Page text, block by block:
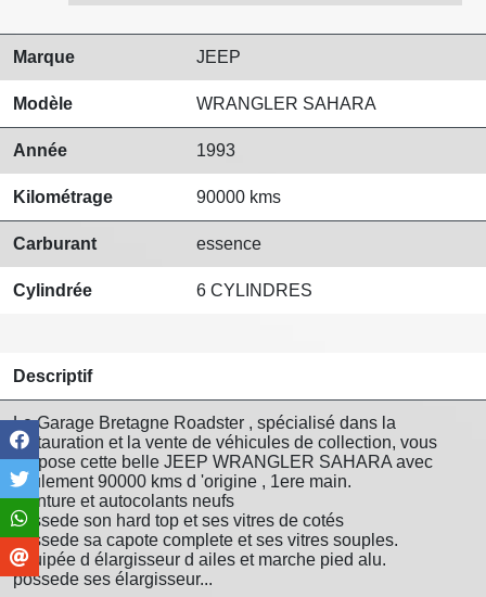
Marque JEEP
Modèle WRANGLER SAHARA
Année 1993
Kilométrage 90000 kms
Carburant essence
Cylindrée 6 CYLINDRES
Descriptif
Le Garage Bretagne Roadster , spécialisé dans la
restauration et la vente de véhicules de collection, vous
propose cette belle JEEP WRANGLER SAHARA avec
seulement 90000 kms d 'origine , 1ere main.
peinture et autocolants neufs
possede son hard top et ses vitres de cotés
possede sa capote complete et ses vitres souples.
équipée d élargisseur d ailes et marche pied alu.
possede ses élargisseur...